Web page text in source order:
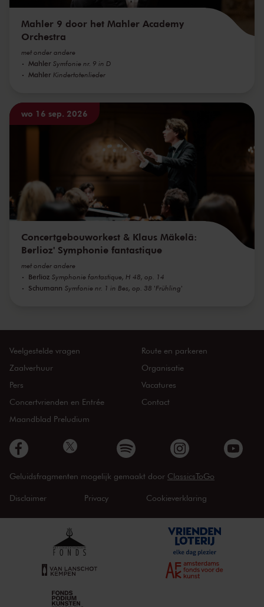
Mahler 9 door het Mahler Academy
Orchestra
met onder andere
Mahler Symfonie nr. 9 in D
Mahler Kindertotenlieder
wo 16 sep. 2026
Concertgebouworkest & Klaus Mäkelä:
Berlioz' Symphonie fantastique
met onder andere
Berlioz Symphonie fantastique, H 48, op. 14
Schumann Symfonie nr. 1 in Bes, op. 38 'Frühling'
Veelgestelde vragen
Zaalverhuur
Pers
Concertvrienden en Entrée
Maandblad Preludium
Route en parkeren
Organisatie
Vacatures
Contact
Geluidsfragmenten mogelijk gemaakt door ClassicsToGo
Disclaimer Privacy Cookieverklaring